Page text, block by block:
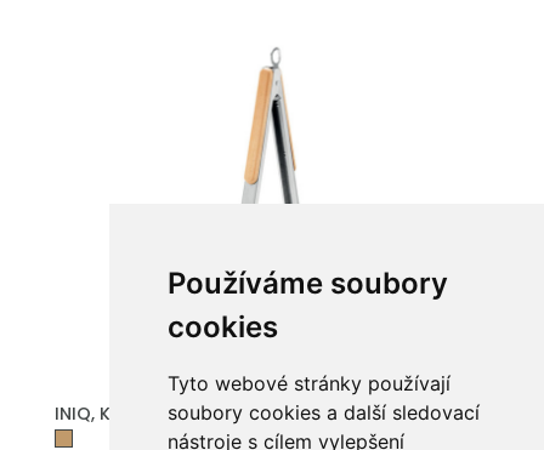
Používáme soubory
cookies
Tyto webové stránky používají
soubory cookies a další sledovací
nástroje s cílem vylepšení
INIQ, Kleště z nerezové oceli